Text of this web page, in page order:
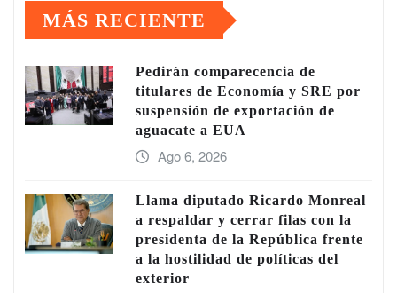
MÁS RECIENTE
Pedirán comparecencia de
titulares de Economía y SRE por
suspensión de exportación de
aguacate a EUA
Ago 6, 2026
Llama diputado Ricardo Monreal
a respaldar y cerrar filas con la
presidenta de la República frente
a la hostilidad de políticas del
exterior